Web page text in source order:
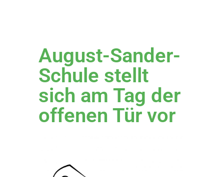
August-Sander-
Schule stellt
sich am Tag der
offenen Tür vor